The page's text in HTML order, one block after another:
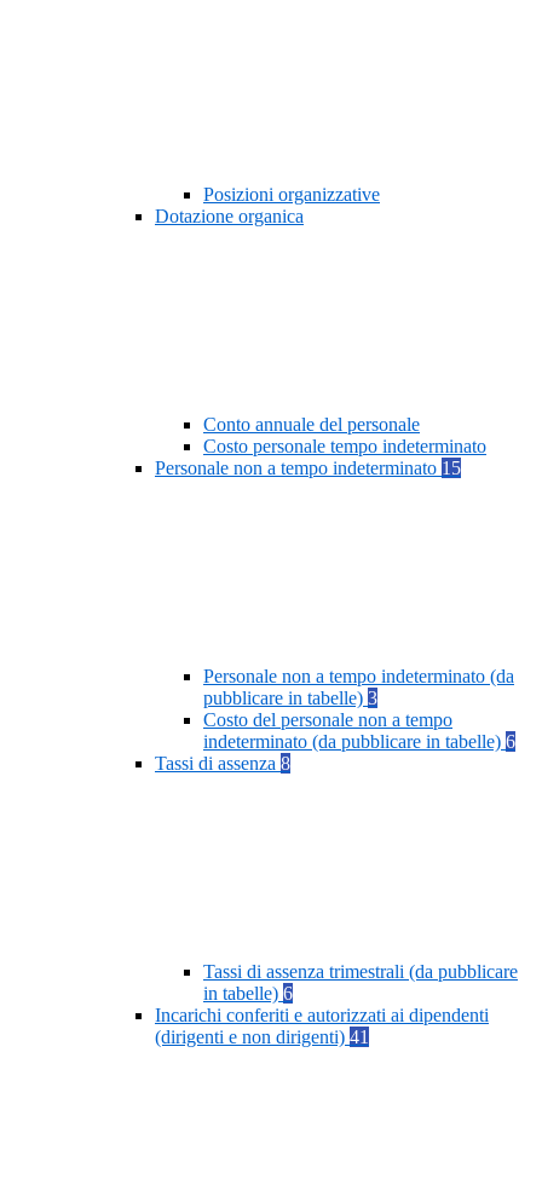
Posizioni organizzative
Dotazione organica
Conto annuale del personale
Costo personale tempo indeterminato
Personale non a tempo indeterminato 15
Personale non a tempo indeterminato (da
pubblicare in tabelle) 3
Costo del personale non a tempo
indeterminato (da pubblicare in tabelle) 6
Tassi di assenza 8
Tassi di assenza trimestrali (da pubblicare
in tabelle) 6
Incarichi conferiti e autorizzati ai dipendenti
(dirigenti e non dirigenti) 41